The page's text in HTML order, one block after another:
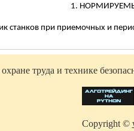
1.
станков при приемочных и
труда и технике
Copyright ©